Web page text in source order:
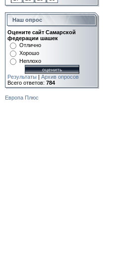
Наш опрос
Оцените сайт Самарской
федерации шашек
Отлично
Хорошо
Неплохо
Результаты | Архив опросов
Всего ответов: 784
Европа Плюс